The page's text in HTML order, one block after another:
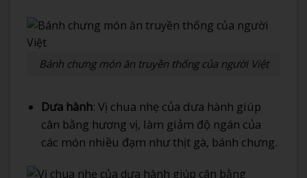
Bánh chưng món ăn truyền thống của người Việt
Dưa hành: Vị chua nhẹ của dưa hành giúp
cân bằng hương vị, làm giảm độ ngán của
các món nhiều đạm như thịt gà, bánh chưng.